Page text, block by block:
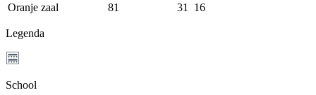
Oranje zaal
81 31 16
Legenda
School